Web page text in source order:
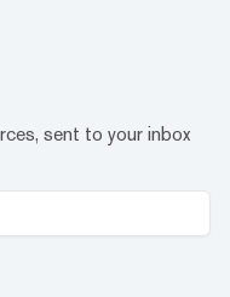
sent to your inbox